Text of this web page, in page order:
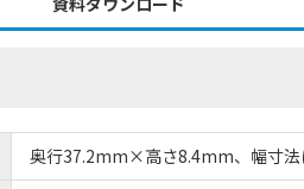
奥行37.2mm×高さ8.4mm、幅寸法